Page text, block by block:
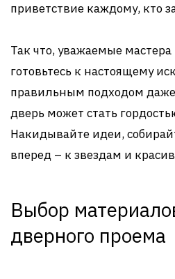
приветствие каждому, кто
Так что, уважаемые
готовьтесь к настоящему
правильным подходом
дверь может стать
Накидывайте идеи,
вперед – к звездам и
Выбор
дверного проема